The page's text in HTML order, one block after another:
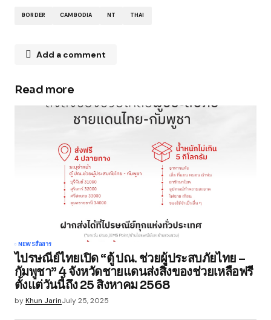
BORDER CAMBODIA NT THAI
Add a comment
Your email address will not be published.
Required fields are marked*
Comment*
Your Name*
Your E-mail*
Save my name, email, and website in this
browser for the next time I comment.
Read more
NEWSสื่อสาร
ไปรษณีย์ไทยเปิด “ตู้ ปณ. ช่วยผู้ประสบภัยไทย –
กัมพูชา” 4 จังหวัดชายแดนส่งสิ่งของช่วยเหลือฟรี
ตั้งแต่วันนี้ถึง 25 สิงหาคม 2568
byKhun JarinJuly 25, 2025